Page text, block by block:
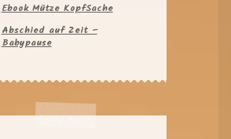
Ebook Mütze KopfSache
Abschied auf Zeit –
Babypause